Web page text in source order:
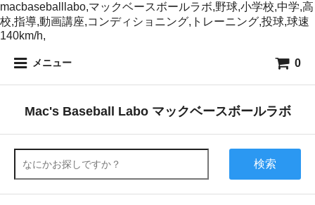
macbaseballlabo,マックベースボールラボ,野球,小学校,中学,高
校,指導,動画講座,コンディショニング,トレーニング,投球,球速
140km/h,
メニュー 0
Mac's Baseball Labo マックベースボールラボ
検索